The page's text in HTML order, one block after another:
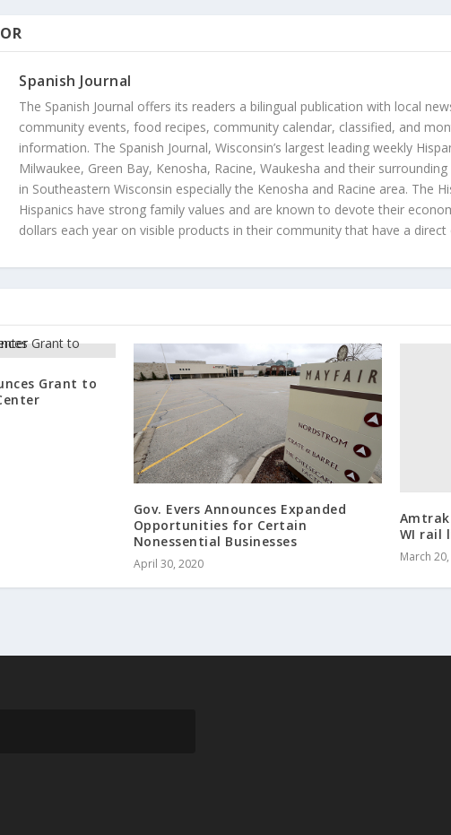
Spanish Journal
The Spanish Journal offers its readers a bilingual publication with local
community events, food recipes, community calendar, classified, and
information. The Spanish Journal, Wisconsin’s largest leading weekly
Milwaukee, Green Bay, Kenosha, Racine, Waukesha and their
in Southeastern Wisconsin especially the Kenosha and Racine area.
Hispanics have strong family values and are known to devote their
dollars each year on visible products in their community that have a
Grant to
Gov. Evers Announces Expanded
Opportunities for Certain
Nonessential Businesses
April 30, 2020
WI rail
March